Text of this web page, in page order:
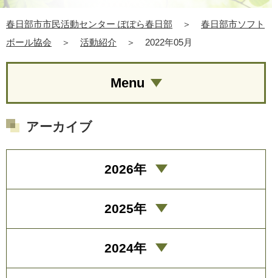
春日部市市民活動センター ぽぽら春日部 ＞
春日部市ソフト
ボール協会
＞ 活動紹介 ＞ 2022年05月
Menu
アーカイブ
2026年
2025年
2024年